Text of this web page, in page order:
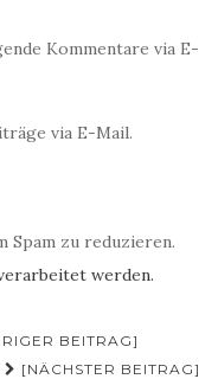
Kommentare via E-
via E-Mail.
Spam zu reduzieren.
werden.
BEITRAG]
[NÄCHSTER BEITRAG]